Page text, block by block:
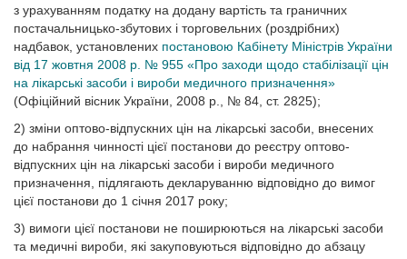
з урахуванням податку на додану вартість та граничних
постачальницько-збутових і торговельних (роздрібних)
надбавок, установлених постановою Кабінету Міністрів України
від 17 жовтня 2008 р. № 955 «Про заходи щодо стабілізації цін
на лікарські засоби і вироби медичного призначення»
(Офіційний вісник України, 2008 р., № 84, ст. 2825);
2) зміни оптово-відпускних цін на лікарські засоби, внесених
до набрання чинності цієї постанови до реєстру оптово-
відпускних цін на лікарські засоби і вироби медичного
призначення, підлягають декларуванню відповідно до вимог
цієї постанови до 1 січня 2017 року;
3) вимоги цієї постанови не поширюються на лікарські засоби
та медичні вироби, які закуповуються відповідно до абзацу